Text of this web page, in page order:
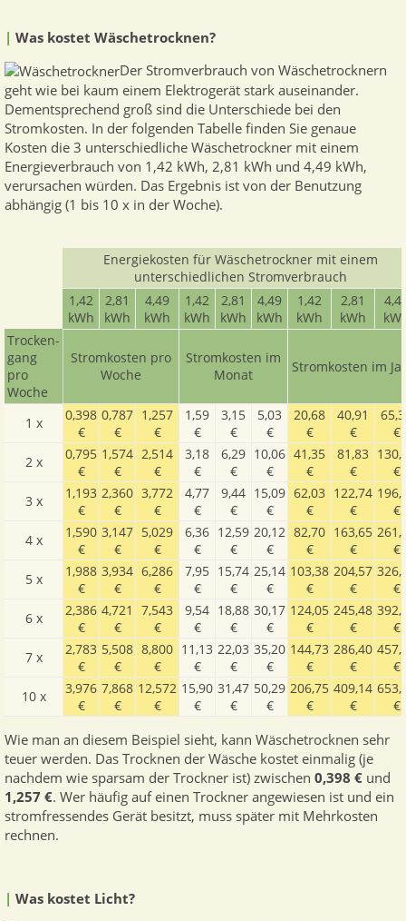
| Was kostet Wäschetrocknen?
Der Stromverbrauch von Wäschetrocknern
geht wie bei kaum einem Elektrogerät stark auseinander.
Dementsprechend groß sind die Unterschiede bei den
Stromkosten. In der folgenden Tabelle finden Sie genaue
Kosten die 3 unterschiedliche Wäschetrockner mit einem
Energieverbrauch von 1,42 kWh, 2,81 kWh und 4,49 kWh,
verursachen würden. Das Ergebnis ist von der Benutzung
abhängig (1 bis 10 x in der Woche).
Energiekosten für Wäschetrockner mit einem
unterschiedlichen Stromverbrauch
1,42
kWh
2,81
kWh
4,49
kWh
1,42
kWh
2,81
kWh
4,49
kWh
1,42
kWh
2,81
kWh
Trocken­
gang
pro
Woche
Stromkosten pro
Woche
Stromkosten im
Monat
Stromkosten im
1 x
0,398
€
0,787
€
1,257
€
1,59
€
3,15
€
5,03
€
20,68
€
40,91
€
€
2 x
0,795
€
1,574
€
2,514
€
3,18
€
6,29
€
10,06
€
41,35
€
81,83
€
€
3 x
1,193
€
2,360
€
3,772
€
4,77
€
9,44
€
15,09
€
62,03
€
122,74
€
€
4 x
1,590
€
3,147
€
5,029
€
6,36
€
12,59
€
20,12
€
82,70
€
163,65
€
€
5 x
1,988
€
3,934
€
6,286
€
7,95
€
15,74
€
25,14
€
103,38
€
204,57
€
€
6 x
2,386
€
4,721
€
7,543
€
9,54
€
18,88
€
30,17
€
124,05
€
245,48
€
€
7 x
2,783
€
5,508
€
8,800
€
11,13
€
22,03
€
35,20
€
144,73
€
286,40
€
€
10 x
3,976
€
7,868
€
12,572
€
15,90
€
31,47
€
50,29
€
206,75
€
409,14
€
€
Wie man an diesem Beispiel sieht, kann Wäschetrocknen sehr
teuer werden. Das Trocknen der Wäsche kostet einmalig (je
nachdem wie sparsam der Trockner ist) zwischen 0,398 € und
1,257 €. Wer häufig auf einen Trockner angewiesen ist und ein
stromfressendes Gerät besitzt, muss später mit Mehrkosten
rechnen.
| Was kostet Licht?